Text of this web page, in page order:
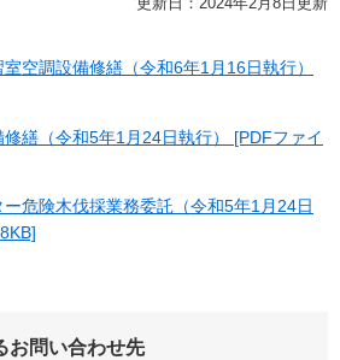
空調設備修繕（令和6年1月16日執行）
繕（令和5年1月24日執行） [PDFファイ
危険木伐採業務委託（令和5年1月24日
お問い合わせ先